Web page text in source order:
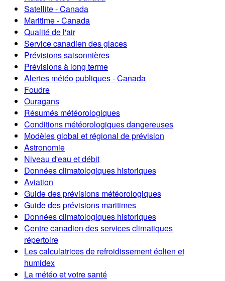
Satellite - Canada
Maritime - Canada
Qualité de l'air
Service canadien des glaces
Prévisions saisonnières
Prévisions à long terme
Alertes météo publiques - Canada
Foudre
Ouragans
Résumés météorologiques
Conditions météorologiques dangereuses
Modèles global et régional de prévision
Astronomie
Niveau d'eau et débit
Données climatologiques historiques
Aviation
Guide des prévisions météorologiques
Guide des prévisions maritimes
Données climatologiques historiques
Centre canadien des services climatiques
répertoire
Les calculatrices de refroidissement éolien et
humidex
La météo et votre santé